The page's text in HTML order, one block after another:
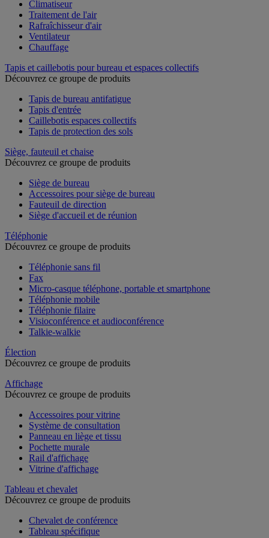
Climatiseur
Traitement de l'air
Rafraîchisseur d'air
Ventilateur
Chauffage
Tapis et caillebotis pour bureau et espaces collectifs
Découvrez ce groupe de produits
Tapis de bureau antifatigue
Tapis d'entrée
Caillebotis espaces collectifs
Tapis de protection des sols
Siège, fauteuil et chaise
Découvrez ce groupe de produits
Siège de bureau
Accessoires pour siège de bureau
Fauteuil de direction
Siège d'accueil et de réunion
Téléphonie
Découvrez ce groupe de produits
Téléphonie sans fil
Fax
Micro-casque téléphone, portable et smartphone
Téléphonie mobile
Téléphonie filaire
Visioconférence et audioconférence
Talkie-walkie
Élection
Découvrez ce groupe de produits
Affichage
Découvrez ce groupe de produits
Accessoires pour vitrine
Système de consultation
Panneau en liège et tissu
Pochette murale
Rail d'affichage
Vitrine d'affichage
Tableau et chevalet
Découvrez ce groupe de produits
Chevalet de conférence
Tableau spécifique